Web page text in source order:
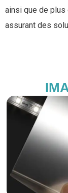
ainsi que de plus
assurant des